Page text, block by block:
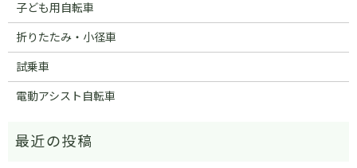
子ども用自転車
折りたたみ・小径車
試乗車
電動アシスト自転車